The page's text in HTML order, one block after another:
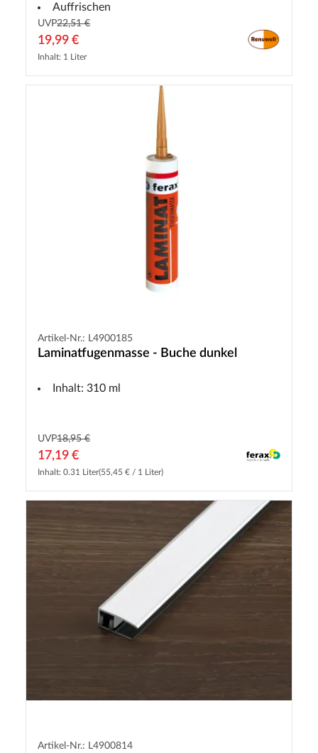
Auffrischen
UVP22,51 €
19,99 €
Inhalt: 1 Liter
Artikel-Nr.: L4900185
Laminatfugenmasse - Buche dunkel
Inhalt: 310 ml
UVP18,95 €
17,19 €
Inhalt: 0.31 Liter(55,45 € / 1 Liter)
Artikel-Nr.: L4900814